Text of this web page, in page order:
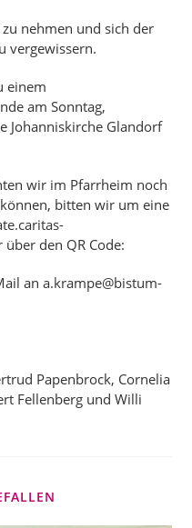
nehmen und sich der
vergewissern.
einem
am Sonntag,
Johanniskirche Glandorf
wir im Pfarrheim noch
bitten wir um eine
über den QR Code:
ana.krampe@bistum-
Papenbrock, Cornelia
Fellenberg und Willi